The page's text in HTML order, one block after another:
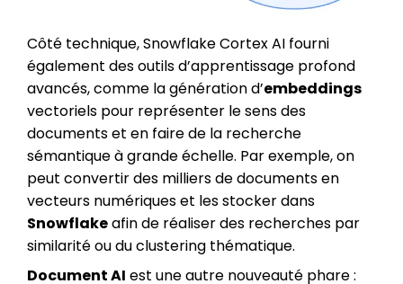
Côté technique, Snowflake Cortex AI fourni
également des outils d’apprentissage profond
avancés, comme la génération d’embeddings
vectoriels pour représenter le sens des
documents et en faire de la recherche
sémantique à grande échelle. Par exemple, on
peut convertir des milliers de documents en
vecteurs numériques et les stocker dans
Snowflakeafin de réaliser des recherches par
similarité ou du clustering thématique.
Document AI est une autre nouveauté phare :